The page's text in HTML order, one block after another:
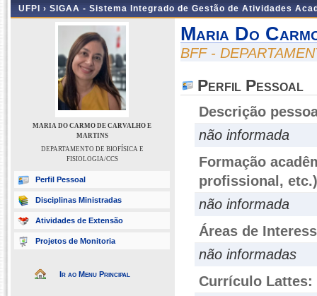
UFPI › SIGAA - Sistema Integrado de Gestão de Atividades
MARIA DO CARMO DE CARVALHO E
MARTINS
DEPARTAMENTO DE BIOFÍSICA E
FISIOLOGIA/CCS
Perfil Pessoal
Disciplinas Ministradas
Atividades de Extensão
Projetos de Monitoria
Ir ao Menu Principal
Maria Do
BFF -
Perfil Pessoal
Descrição
não informada
Formação
profissional, etc.)
não informada
Áreas de
não informadas
Currículo Lattes: